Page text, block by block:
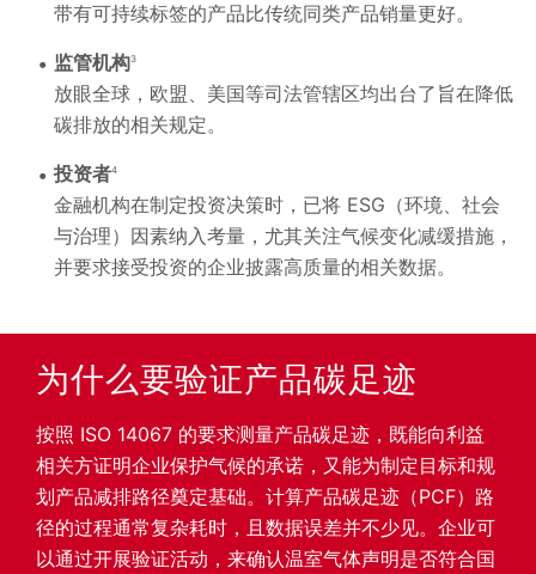
带有可持续标签的产品比传统同类产品销量更好。
监管机构3
放眼全球，欧盟、美国等司法管辖区均出台了旨在降低
碳排放的相关规定。
投资者4
金融机构在制定投资决策时，已将 ESG（环境、社会
与治理）因素纳入考量，尤其关注气候变化减缓措施，
并要求接受投资的企业披露高质量的相关数据。
为什么要验证产品碳足迹
按照 ISO 14067 的要求测量产品碳足迹，既能向利益
相关方证明企业保护气候的承诺，又能为制定目标和规
划产品减排路径奠定基础。计算产品碳足迹（PCF）路
径的过程通常复杂耗时，且数据误差并不少见。企业可
以通过开展验证活动，来确认温室气体声明是否符合国